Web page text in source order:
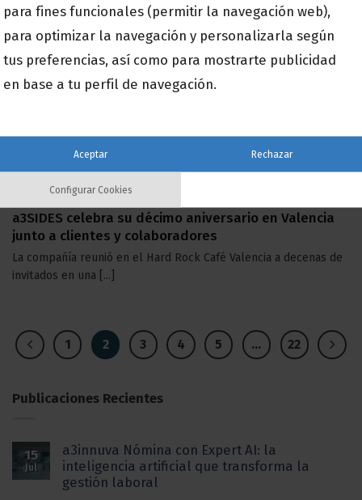
a3SIDES celebra su décimo aniversario en Valencia
junto a clientes y colaboradores
La compañía reunió en el Hard Rock Café Valencia a decenas de
invitados en una [...]
09
Mar
1 2 3 4 5 … 22
Publicaciones Recientes
15
Jul
a3innuva Nómina con Expert AI: la
inteligencia artificial que transforma la
gestión laboral
para fines funcionales (permitir la navegación web),
para optimizar la navegación y personalizarla según
tus preferencias, así como para mostrarte publicidad
en base a tu perfil de navegación.
Aceptar Rechazar
Configurar Cookies